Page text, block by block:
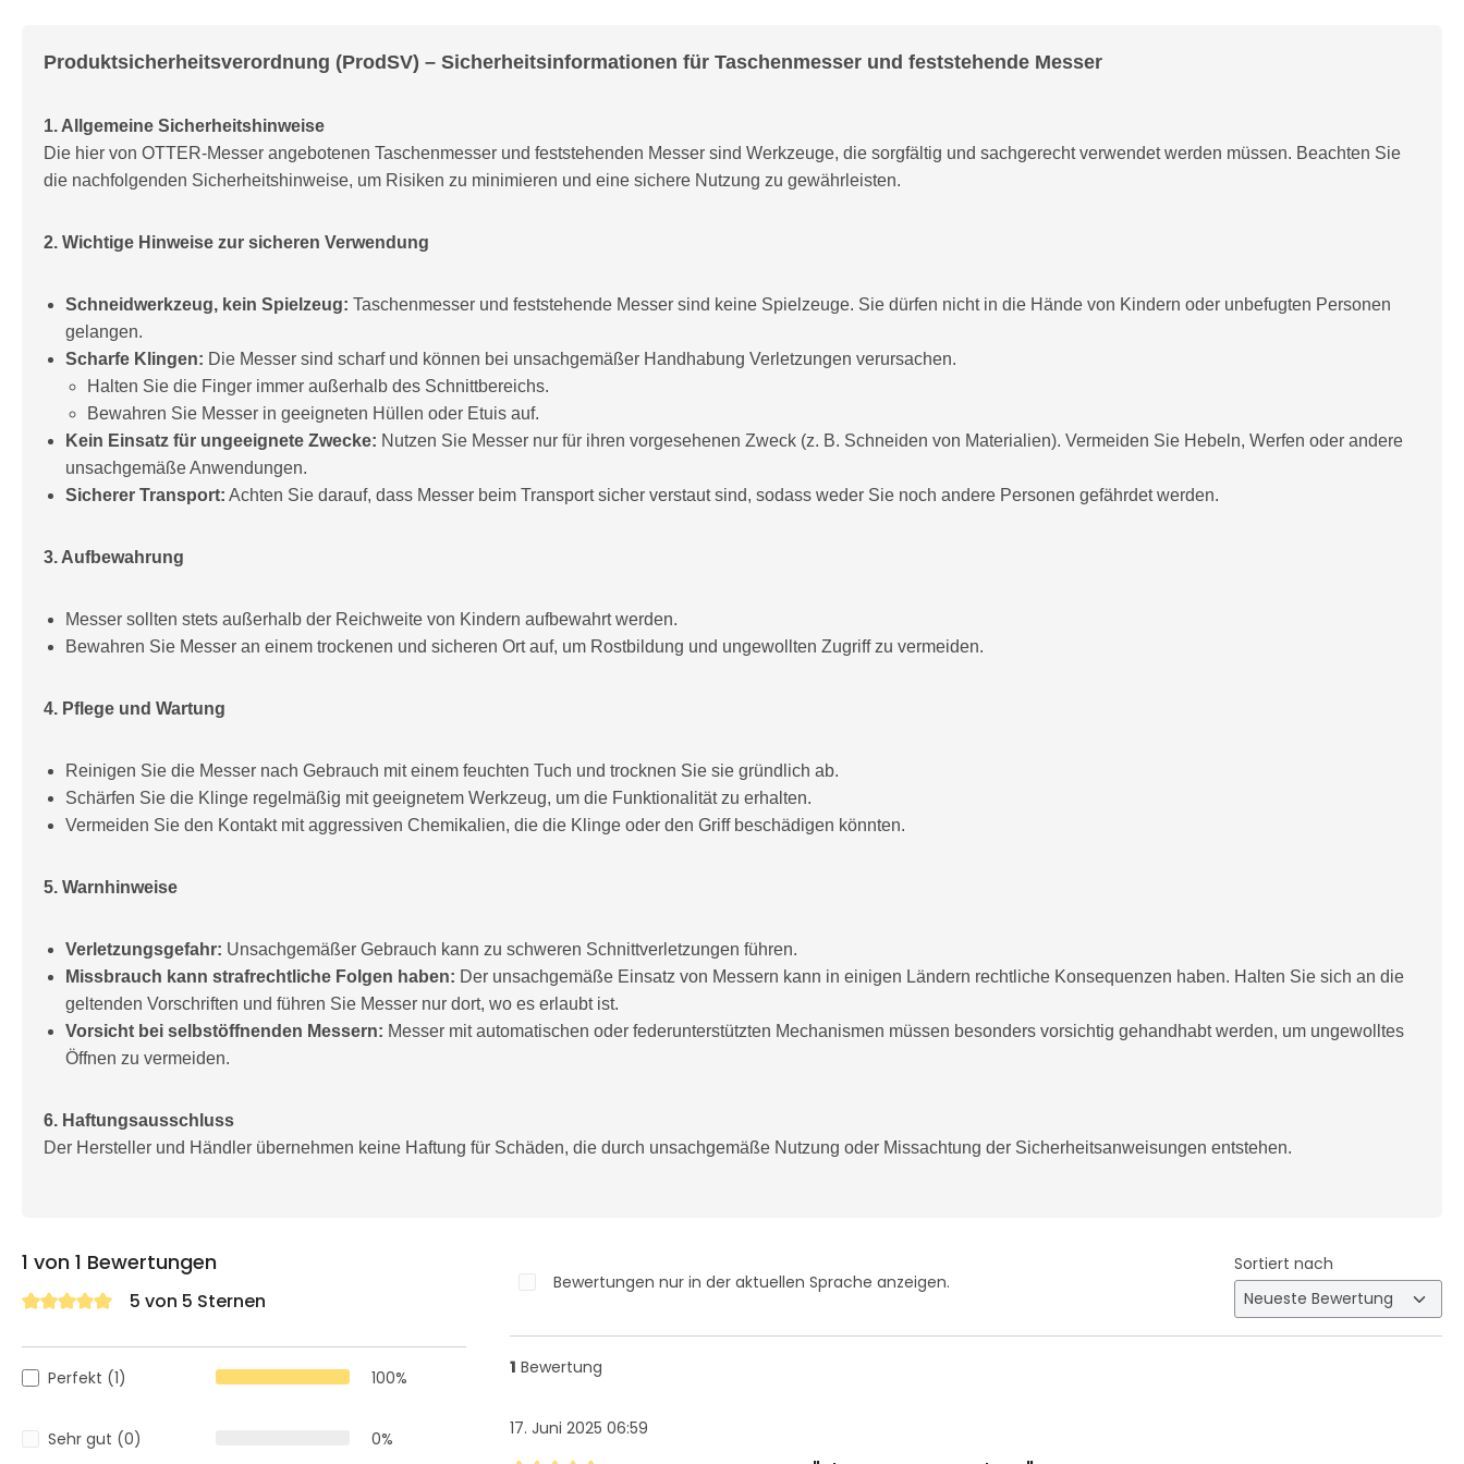
Produktsicherheitsverordnung (ProdSV) – Sicherheitsinformationen für Taschenmesser und feststehende Messer
1. Allgemeine Sicherheitshinweise
Die hier von OTTER-Messer angebotenen Taschenmesser und feststehenden Messer sind Werkzeuge, die sorgfältig und sachgerecht verwendet werden müssen. Beachten Sie
die nachfolgenden Sicherheitshinweise, um Risiken zu minimieren und eine sichere Nutzung zu gewährleisten.
2. Wichtige Hinweise zur sicheren Verwendung
Schneidwerkzeug, kein Spielzeug: Taschenmesser und feststehende Messer sind keine Spielzeuge. Sie dürfen nicht in die Hände von Kindern oder unbefugten Personen
gelangen.
Scharfe Klingen: Die Messer sind scharf und können bei unsachgemäßer Handhabung Verletzungen verursachen.
Halten Sie die Finger immer außerhalb des Schnittbereichs.
Bewahren Sie Messer in geeigneten Hüllen oder Etuis auf.
Kein Einsatz für ungeeignete Zwecke: Nutzen Sie Messer nur für ihren vorgesehenen Zweck (z. B. Schneiden von Materialien). Vermeiden Sie Hebeln, Werfen oder andere
unsachgemäße Anwendungen.
Sicherer Transport: Achten Sie darauf, dass Messer beim Transport sicher verstaut sind, sodass weder Sie noch andere Personen gefährdet werden.
3. Aufbewahrung
Messer sollten stets außerhalb der Reichweite von Kindern aufbewahrt werden.
Bewahren Sie Messer an einem trockenen und sicheren Ort auf, um Rostbildung und ungewollten Zugriff zu vermeiden.
4. Pflege und Wartung
Reinigen Sie die Messer nach Gebrauch mit einem feuchten Tuch und trocknen Sie sie gründlich ab.
Schärfen Sie die Klinge regelmäßig mit geeignetem Werkzeug, um die Funktionalität zu erhalten.
Vermeiden Sie den Kontakt mit aggressiven Chemikalien, die die Klinge oder den Griff beschädigen könnten.
5. Warnhinweise
Verletzungsgefahr: Unsachgemäßer Gebrauch kann zu schweren Schnittverletzungen führen.
Missbrauch kann strafrechtliche Folgen haben: Der unsachgemäße Einsatz von Messern kann in einigen Ländern rechtliche Konsequenzen haben. Halten Sie sich an die
geltenden Vorschriften und führen Sie Messer nur dort, wo es erlaubt ist.
Vorsicht bei selbstöffnenden Messern: Messer mit automatischen oder federunterstützten Mechanismen müssen besonders vorsichtig gehandhabt werden, um ungewolltes
Öffnen zu vermeiden.
6. Haftungsausschluss
Der Hersteller und Händler übernehmen keine Haftung für Schäden, die durch unsachgemäße Nutzung oder Missachtung der Sicherheitsanweisungen entstehen.
1 von 1 Bewertungen
5 von 5 Sternen
Perfekt (1) 100%
Sehr gut (0) 0%
Bewertungen nur in der aktuellen Sprache anzeigen.
Sortiert nach
1 Bewertung
17. Juni 2025 06:59